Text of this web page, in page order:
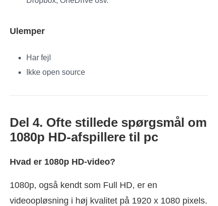
Ulemper
Har fejl
Ikke open source
Del 4. Ofte stillede spørgsmål om
1080p HD-afspillere til pc
Hvad er 1080p HD-video?
1080p, også kendt som Full HD, er en
videoopløsning i høj kvalitet på 1920 x 1080 pixels.